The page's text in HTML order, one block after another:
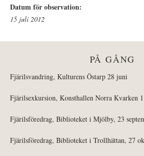
Datum för observation:
15 juli 2012
PÅ GÅNG
Fjärilsvandring, Kulturens Östarp 28 juni
Fjärilsexkursion, Konsthallen Norra Kvarken
Fjärilsföredrag, Biblioteket i Mjölby, 23
Fjärilsföredrag, Biblioteket i Trollhättan, 27